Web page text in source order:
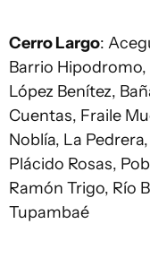
Cerro Largo:
Barrio
López Benítez,
Cuentas, Fraile
Noblía, La
Plácido Rosas,
Ramón Trigo, Río
Tupambaé